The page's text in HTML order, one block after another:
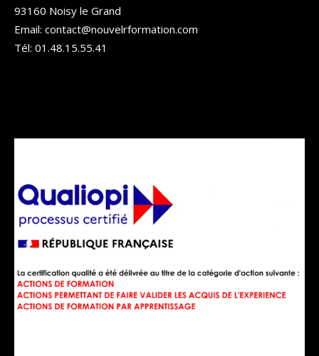
93160 Noisy le Grand
Email: contact@nouvelrformation.com
Tél: 01.48.15.55.41